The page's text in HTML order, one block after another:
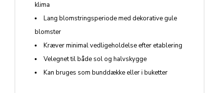
klima
Lang blomstringsperiode med dekorative gule
blomster
Kræver minimal vedligeholdelse efter etablering
Velegnet til både sol og halvskygge
Kan bruges som bunddække eller i buketter